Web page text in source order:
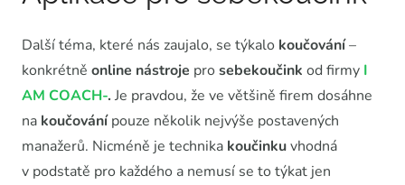
Další téma, které nás zaujalo, se týkalo koučování–
konkrétně online nástroje prosebekoučink od firmy I
AM COACH-. Je pravdou, že ve většině firem dosáhne
na koučovánípouze několik nejvýše postavených
manažerů. Nicméně je technika koučinkuvhodná
v podstatě pro každého a nemusí se to týkat jen